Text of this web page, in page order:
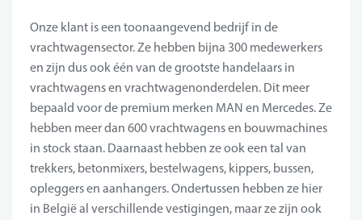
Onze klant is een toonaangevend bedrijf in de
vrachtwagensector. Ze hebben bijna 300 medewerkers
en zijn dus ook één van de grootste handelaars in
vrachtwagens en vrachtwagenonderdelen. Dit meer
bepaald voor de premium merken MAN en Mercedes. Ze
hebben meer dan 600 vrachtwagens en bouwmachines
in stock staan. Daarnaast hebben ze ook een tal van
trekkers, betonmixers, bestelwagens, kippers, bussen,
opleggers en aanhangers. Ondertussen hebben ze hier
in België al verschillende vestigingen, maar ze zijn ook